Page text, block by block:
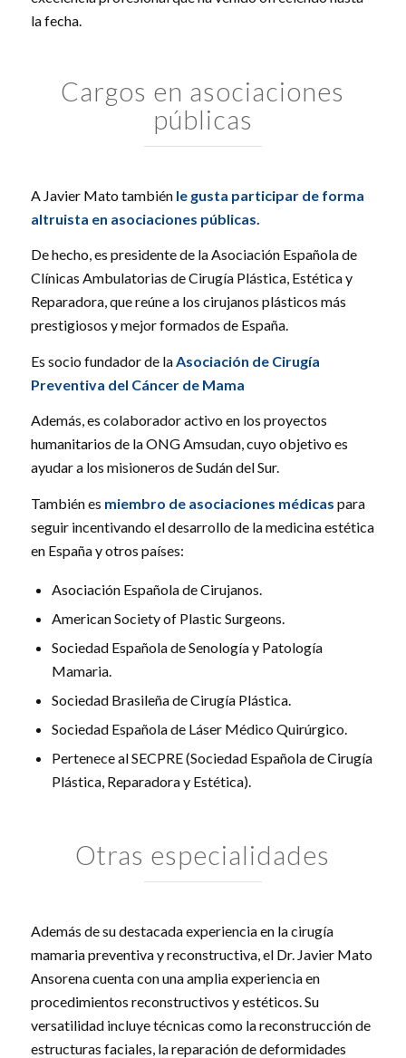
la fecha.
Cargos en asociaciones
públicas
A Javier Mato tambiénle gusta participar de forma
altruista en asociaciones públicas.
De hecho, es presidente de la Asociación Española de
Clínicas Ambulatorias de Cirugía Plástica, Estética y
Reparadora, que reúne a los cirujanos plásticos más
prestigiosos y mejor formados de España.
Es socio fundador de la Asociación de Cirugía
Preventiva del Cáncer de Mama
Además, es colaborador activo en los proyectos
humanitarios de la ONG Amsudan, cuyo objetivo es
ayudar a los misioneros de Sudán del Sur.
También es miembro de asociaciones médicas para
seguir incentivando el desarrollo de la medicina estética
en España y otros países:
Asociación Española de Cirujanos.
American Society of Plastic Surgeons.
Sociedad Española de Senología y Patología
Mamaria.
Sociedad Brasileña de Cirugía Plástica.
Sociedad Española de Láser Médico Quirúrgico.
Pertenece al SECPRE (Sociedad Española de Cirugía
Plástica, Reparadora y Estética).
Otras especialidades
Además de su destacada experiencia en la cirugía
mamaria preventiva y reconstructiva, el Dr. Javier Mato
Ansorena cuenta con una amplia experiencia en
procedimientos reconstructivos y estéticos. Su
versatilidad incluye técnicas como la reconstrucción de
estructuras faciales, la reparación de deformidades